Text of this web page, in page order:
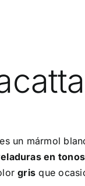
un mármol
en
gris que